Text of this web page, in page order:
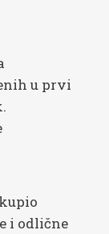
u prvi
i odlične